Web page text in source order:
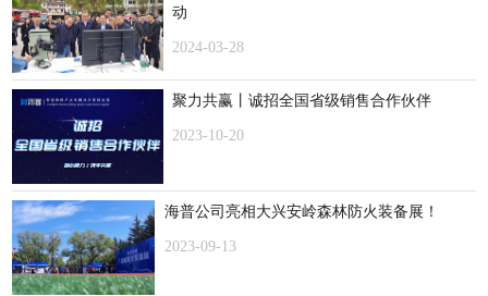
动
2024-03-28
聚力共赢丨诚招全国省级销售合作伙伴
2023-10-20
海普公司亮相大兴安岭森林防火装备展！
2023-09-13